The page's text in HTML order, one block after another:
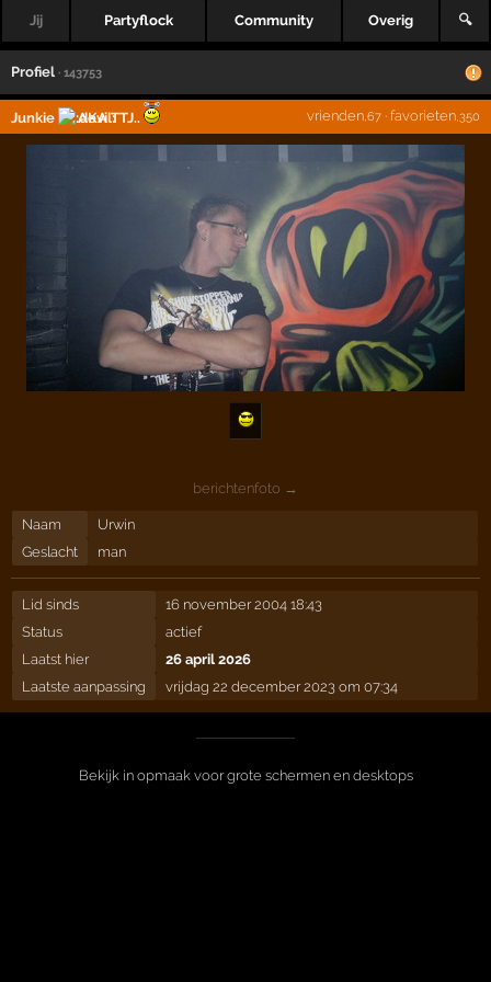
Jij Partyflock Community Overig 🔍
Profiel · 143753
Junkie AKA TTJ.. vrienden,67· favorieten,350
berichtenfoto →
Naam
Urwin
Geslacht
man
Lid sinds
16 november 2004 18:43
Status
actief
Laatst hier
26 april 2026
Laatste aanpassing
vrijdag 22 december 2023 om 07:34
Bekijk in opmaak voor grote schermen en desktops